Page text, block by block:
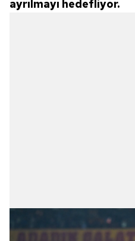
ayrılmayı hedefliyor.